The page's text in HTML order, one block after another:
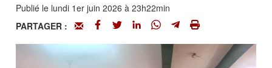
Publié le lundi 1er juin 2026 à 23h22min
PARTAGER :